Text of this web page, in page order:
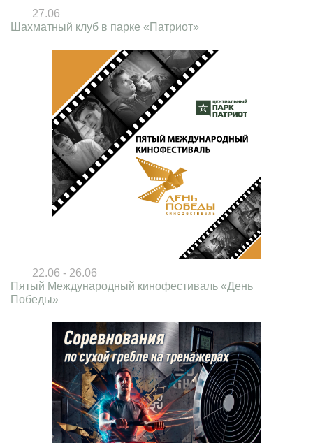
27.06
Шахматный клуб в парке «Патриот»
22.06 - 26.06
Пятый Международный кинофестиваль «День
Победы»